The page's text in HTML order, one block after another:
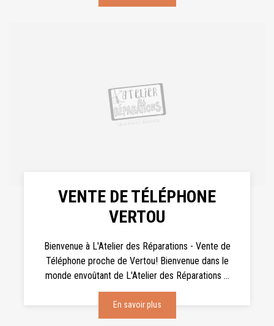
VENTE DE TÉLÉPHONE
VERTOU
Bienvenue à L'Atelier des Réparations - Vente de
Téléphone proche de Vertou! Bienvenue dans le
monde envoûtant de L'Atelier des Réparations ...
En savoir plus